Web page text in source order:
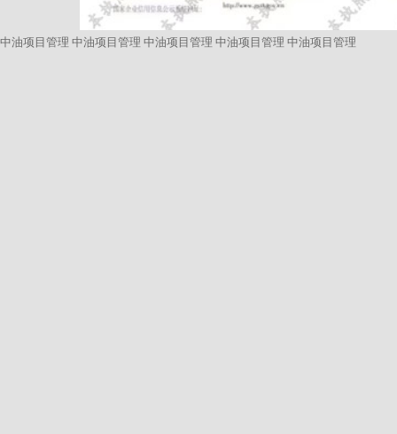
中油项目管理 中油项目管理 中油项目管理 中油项目管理 中油项目管理